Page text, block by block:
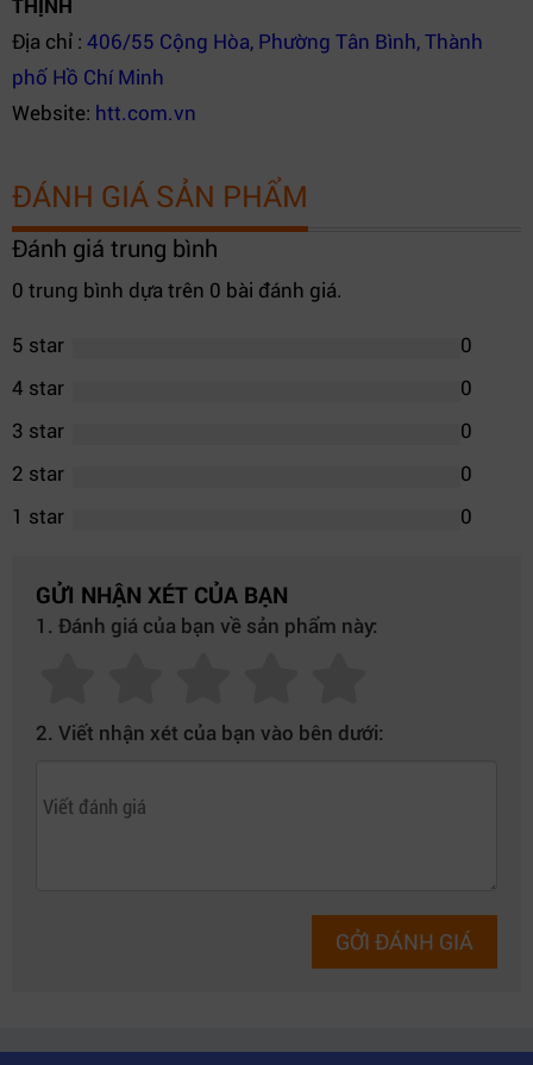
Địa chỉ : 406/55 Cộng Hòa, Phường Tân Bình, Thành
phố Hồ Chí Minh
Website: htt.com.vn
ĐÁNH GIÁ SẢN PHẨM
Đánh giá trung bình
0 trung bình dựa trên 0 bài đánh giá.
5 star
0
4 star
0
3 star
0
2 star
0
1 star
0
GỬI NHẬN XÉT CỦA BẠN
1. Đánh giá của bạn về sản phẩm này:
2. Viết nhận xét của bạn vào bên dưới:
GỞI ĐÁNH GIÁ